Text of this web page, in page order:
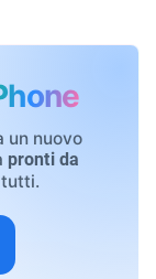
un nuovo
pronti da